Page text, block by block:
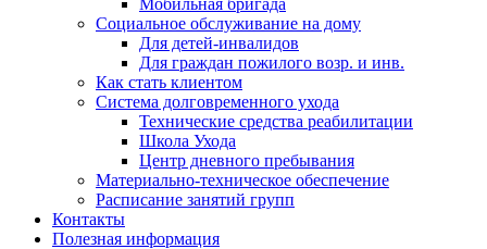
Мобильная бригада
Социальное обслуживание на дому
Для детей-инвалидов
Для граждан пожилого возр. и инв.
Как стать клиентом
Система долговременного ухода
Технические средства реабилитации
Школа Ухода
Центр дневного пребывания
Материально-техническое обеспечение
Расписание занятий групп
Контакты
Полезная информация